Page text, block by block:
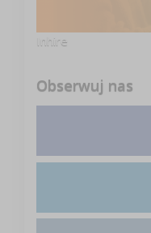
Inhire
Obserwuj nas